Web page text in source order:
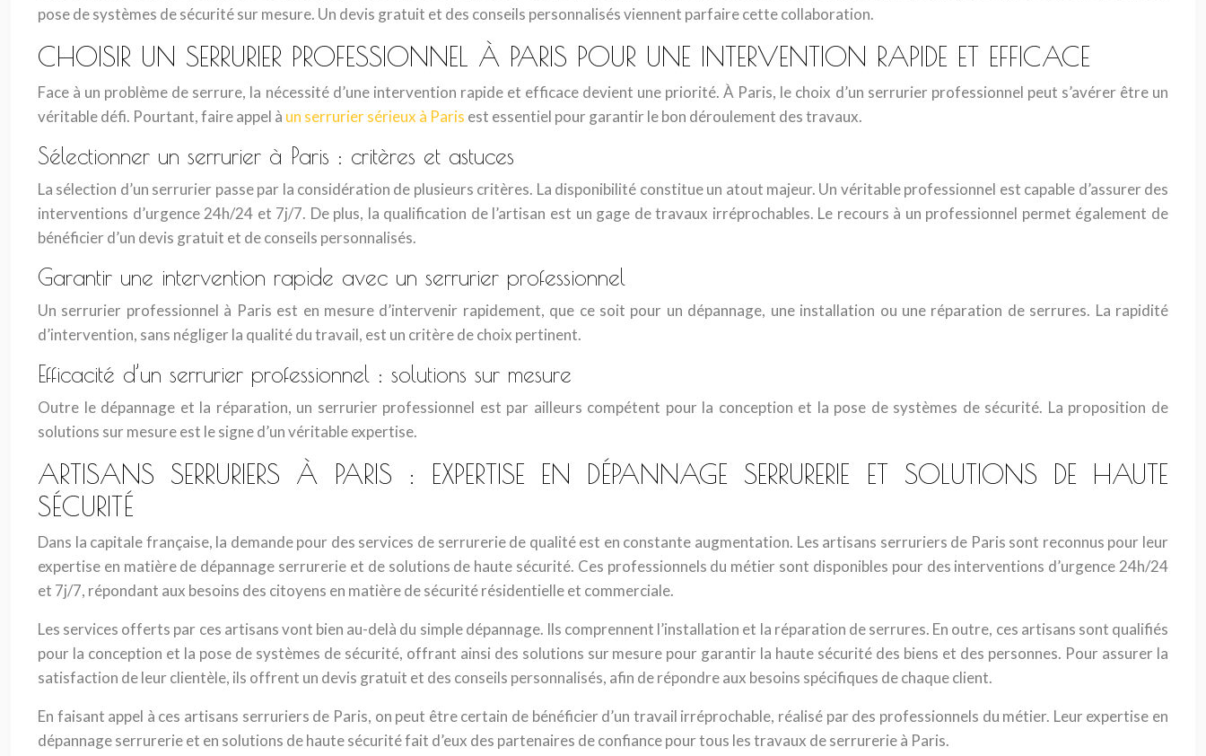
pose de systèmes de sécurité sur mesure. Un devis gratuit et des conseils personnalisés viennent parfaire cette collaboration.
CHOISIR UN SERRURIER PROFESSIONNEL À PARIS POUR UNE INTERVENTION RAPIDE ET EFFICACE
Face à un problème de serrure, la nécessité d’une intervention rapide et efficace devient une priorité. À Paris, le choix d’un serrurier professionnel peut s’avérer être un
véritable défi. Pourtant, faire appel à un serrurier sérieux à Paris est essentiel pour garantir le bon déroulement des travaux.
Sélectionner un serrurier à Paris : critères et astuces
La sélection d’un serrurier passe par la considération de plusieurs critères. La disponibilité constitue un atout majeur. Un véritable professionnel est capable d’assurer des
interventions d’urgence 24h/24 et 7j/7. De plus, la qualification de l’artisan est un gage de travaux irréprochables. Le recours à un professionnel permet également de
bénéficier d’un devis gratuit et de conseils personnalisés.
Garantir une intervention rapide avec un serrurier professionnel
Un serrurier professionnel à Paris est en mesure d’intervenir rapidement, que ce soit pour un dépannage, une installation ou une réparation de serrures. La rapidité
d’intervention, sans négliger la qualité du travail, est un critère de choix pertinent.
Efficacité d’un serrurier professionnel : solutions sur mesure
Outre le dépannage et la réparation, un serrurier professionnel est par ailleurs compétent pour la conception et la pose de systèmes de sécurité. La proposition de
solutions sur mesure est le signe d’un véritable expertise.
ARTISANS SERRURIERS À PARIS : EXPERTISE EN DÉPANNAGE SERRURERIE ET SOLUTIONS DE HAUTE
SÉCURITÉ
Dans la capitale française, la demande pour des services de serrurerie de qualité est en constante augmentation. Les artisans serruriers de Paris sont reconnus pour leur
expertise en matière de dépannage serrurerie et de solutions de haute sécurité. Ces professionnels du métier sont disponibles pour des interventions d’urgence 24h/24
et 7j/7, répondant aux besoins des citoyens en matière de sécurité résidentielle et commerciale.
Les services offerts par ces artisans vont bien au-delà du simple dépannage. Ils comprennent l’installation et la réparation de serrures. En outre, ces artisans sont qualifiés
pour la conception et la pose de systèmes de sécurité, offrant ainsi des solutions sur mesure pour garantir la haute sécurité des biens et des personnes. Pour assurer la
satisfaction de leur clientèle, ils offrent un devis gratuit et des conseils personnalisés, afin de répondre aux besoins spécifiques de chaque client.
En faisant appel à ces artisans serruriers de Paris, on peut être certain de bénéficier d’un travail irréprochable, réalisé par des professionnels du métier. Leur expertise en
dépannage serrurerie et en solutions de haute sécurité fait d’eux des partenaires de confiance pour tous les travaux de serrurerie à Paris.